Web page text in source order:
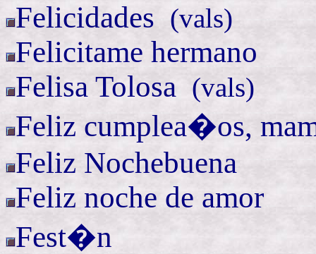
Felicidades (vals)
Felicitame hermano
Felisa Tolosa (vals)
Feliz cumplea�os,
Feliz Nochebuena
Feliz noche de amor
Fest�n